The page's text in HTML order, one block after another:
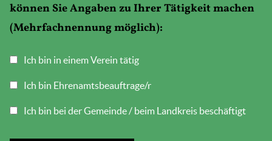
können Sie Angaben zu Ihrer Tätigkeit machen
(Mehrfachnennung möglich):
Ich bin in einem Verein tätig
Ich bin Ehrenamtsbeauftrage/r
Ich bin bei der Gemeinde / beim Landkreis beschäftigt